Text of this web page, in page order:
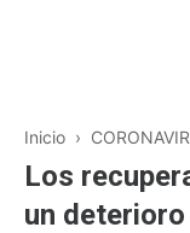
Inicio ›
Los
un